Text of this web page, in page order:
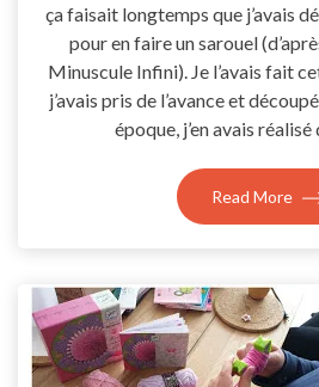
ça faisait longtemps que j’avais
pour en faire un sarouel
Minuscule Infini). Je l’avais fait
j’avais pris de l’avance et
époque, j’en avais
Read More